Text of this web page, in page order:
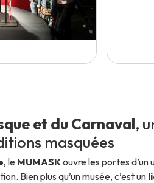
et du Carnaval,
masquées
, le MUMASKouvre les portes d’un
Bien plus qu’un musée, c’est un